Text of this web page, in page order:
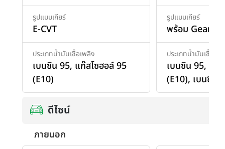
รูปแบบเกียร์
E-CVT
ประเภทน้ำมันเชื้อเพลิง
เบนซิน 95, แก๊สโซฮอล์ 95
(E10)
รูปแบบเกียร์
พร้อม
ประเภทน้ำมันเชื้อเพ
เบนซิน 95,
(E10), เบนซิน
ดีไซน์
ภายนอก